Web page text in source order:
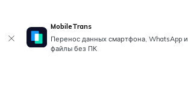
MobileTrans
Перенос данных смартфона, WhatsApp и
файлы без ПК